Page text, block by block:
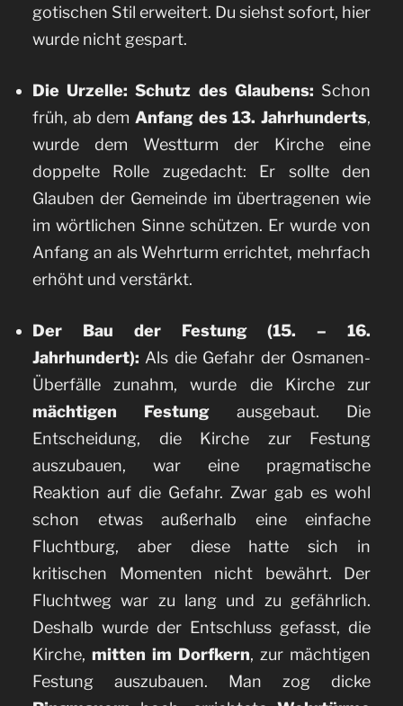
gotischen Stil erweitert. Du siehst sofort, hier
wurde nicht gespart.
Die Urzelle: Schutz des Glaubens: Schon
früh, ab dem Anfang des 13. Jahrhunderts,
wurde dem Westturm der Kirche eine
doppelte Rolle zugedacht: Er sollte den
Glauben der Gemeinde im übertragenen wie
im wörtlichen Sinne schützen. Er wurde von
Anfang an als Wehrturm errichtet, mehrfach
erhöht und verstärkt.
Der Bau der Festung (15. – 16.
Jahrhundert): Als die Gefahr der Osmanen-
Überfälle zunahm, wurde die Kirche zur
mächtigen Festung ausgebaut. Die
Entscheidung, die Kirche zur Festung
auszubauen, war eine pragmatische
Reaktion auf die Gefahr. Zwar gab es wohl
schon etwas außerhalb eine einfache
Fluchtburg, aber diese hatte sich in
kritischen Momenten nicht bewährt. Der
Fluchtweg war zu lang und zu gefährlich.
Deshalb wurde der Entschluss gefasst, die
Kirche, mitten im Dorfkern, zur mächtigen
Festung auszubauen. Man zog dicke